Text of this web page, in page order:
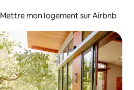
Mettre mon logement sur Airbnb